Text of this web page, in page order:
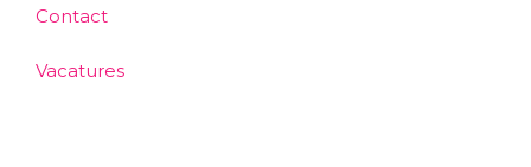
Contact
Vacatures